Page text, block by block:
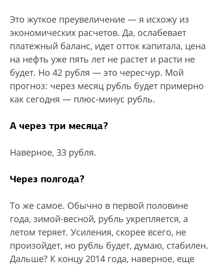
Это жуткое преувеличение — я исхожу из
экономических расчетов. Да, ослабевает
платежный баланс, идет отток капитала, цена
на нефть уже пять лет не растет и расти не
будет. Но 42 рубля — это чересчур. Мой
прогноз: через месяц рубль будет примерно
как сегодня — плюс-минус рубль.
А через три месяца?
Наверное, 33 рубля.
Через полгода?
То же самое. Обычно в первой половине
года, зимой-весной, рубль укрепляется, а
летом теряет. Усиления, скорее всего, не
произойдет, но рубль будет, думаю, стабилен.
Дальше? К концу 2014 года, наверное, еще